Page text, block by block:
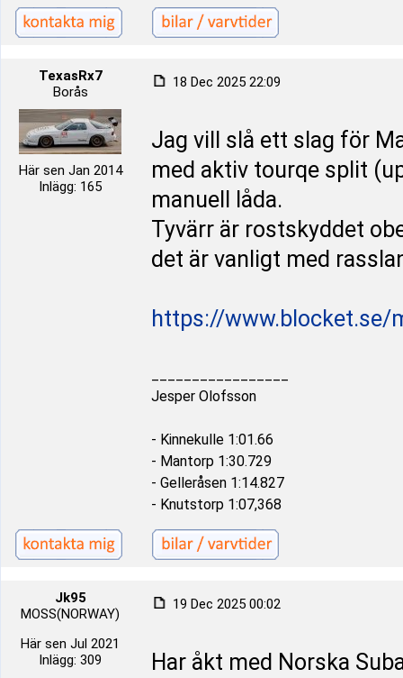
TexasRx7
Borås
Här sen Jan 2014
Inlägg: 165
18 Dec 2025 22:09
Jag vill slå ett slag för
med aktiv tourqe split
manuell låda.
Tyvärr är rostskyddet
det är vanligt med
https://www.blocket.se/
Jesper Olofsson
- Kinnekulle 1:01.66
- Mantorp 1:30.729
- Gelleråsen 1:14.827
- Knutstorp 1:07,368
Jk95
MOSS(NORWAY)
Här sen Jul 2021
Inlägg: 309
19 Dec 2025 00:02
Har åkt med Norska